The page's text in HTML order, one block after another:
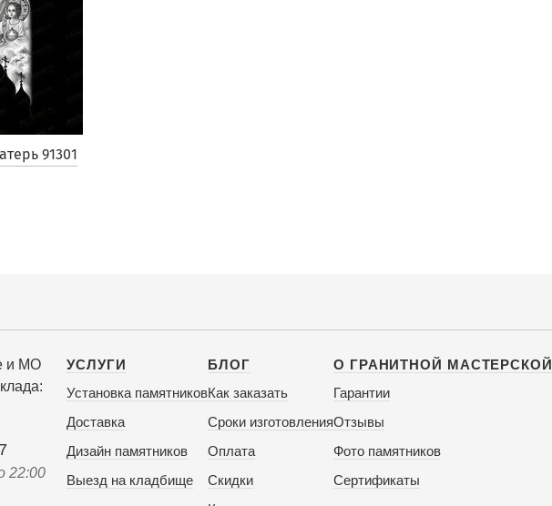
91301
и МО
22:00
УСЛУГИ
Установка памятников
Доставка
Дизайн памятников
Выезд на кладбище
БЛОГ
Как заказать
Сроки изготовления
Оплата
Скидки
О ГРАНИТНОЙ МАСТЕРСКОЙ
Гарантии
Отзывы
Фото памятников
Сертификаты